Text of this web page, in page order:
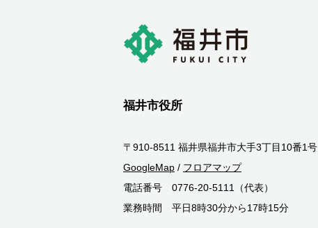
福井市役所
〒910-8511 福井県福井市大手3丁目10番1号
GoogleMap / フロアマップ
電話番号 0776-20-5111（代表）
業務時間 平日8時30分から17時15分